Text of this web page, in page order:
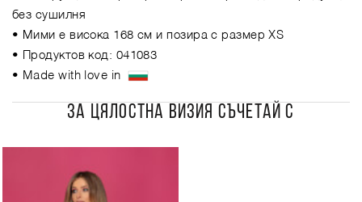
без сушилня
• Мими е висока 168 см и позира с размер XS
• Продуктов код: 041083
• Made with love in
ЗА ЦЯЛОСТНА ВИЗИЯ СЪЧЕТАЙ С